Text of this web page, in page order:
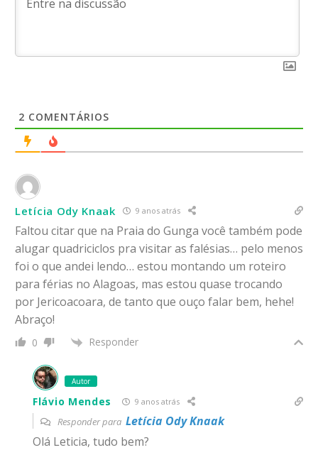
2 COMENTÁRIOS
Letícia Ody Knaak 9 anos atrás
Faltou citar que na Praia do Gunga você também pode
alugar quadriciclos pra visitar as falésias… pelo menos
foi o que andei lendo… estou montando um roteiro
para férias no Alagoas, mas estou quase trocando
por Jericoacoara, de tanto que ouço falar bem, hehe!
Abraço!
0 Responder
Autor
Flávio Mendes 9 anos atrás
Responder para Letícia Ody Knaak
Olá Leticia, tudo bem?